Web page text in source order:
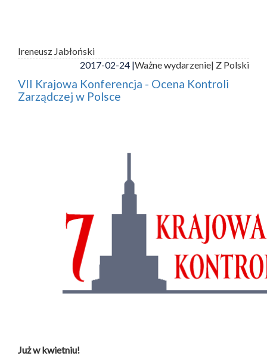
Ireneusz Jabłoński
2017-02-24 |Ważne wydarzenie| Z Polski
VII Krajowa Konferencja - Ocena Kontroli
Zarządczej w Polsce
Już w kwietniu!